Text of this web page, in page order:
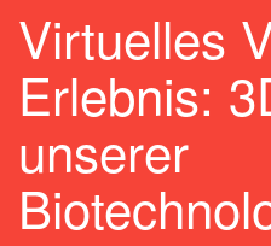
Virtuelles
Erlebnis:
unserer